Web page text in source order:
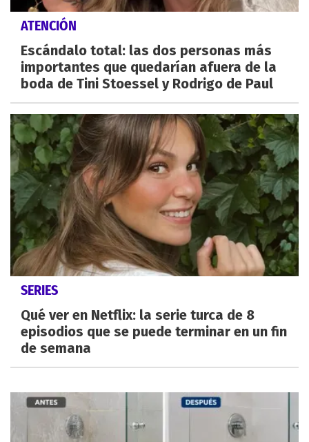
ATENCIÓN
Escándalo total: las dos personas más
importantes que quedarían afuera de la
boda de Tini Stoessel y Rodrigo de Paul
SERIES
Qué ver en Netflix: la serie turca de 8
episodios que se puede terminar en un fin
de semana